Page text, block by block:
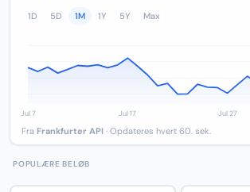
1D 5D 1M 1Y 5Y Max
Fra Frankfurter API · Opdateres hvert 60. sek.
POPULÆRE BELØB